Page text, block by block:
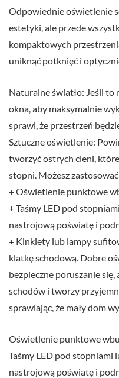
Odpowiednie oświetlenie
estetyki, ale przede
kompaktowych
uniknąć potknięć i
Naturalne światło: Jeśli to
okna, aby maksymalnie
sprawi, że przestrzeń
Sztuczne oświetlenie:
tworzyć ostrych cieni,
stopni. Możesz
+ Oświetlenie punktowe
+ Taśmy LED pod
nastrojową poświatę i
+ Kinkiety lub lampy
klatkę schodową. Dobre
bezpieczne poruszanie
schodów i tworzy
sprawiając, że mały dom
Oświetlenie punktowe
Taśmy LED pod stopniami
nastrojową poświatę i